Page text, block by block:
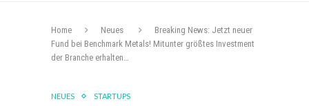
Home Neues
Breaking News: Jetzt neuer
Fund bei Benchmark Metals! Mitunter größtes Investment
der Branche erhalten…
NEUES STARTUPS